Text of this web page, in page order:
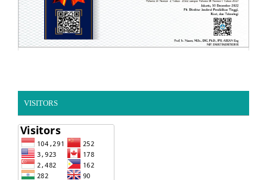
VISITORS